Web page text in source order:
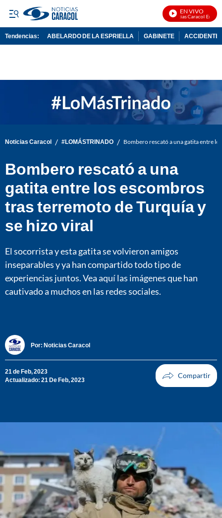
EN VIVO
Noticias Caracol En Vivo
Tendencias: ABELARDO DE LA ESPRIELLA GABINETE ACCIDENTE
Noticias Caracol / #LOMÁSTRINADO / Bombero rescató a una gatita entre
Bombero rescató a una
gatita entre los escombros
tras terremoto de Turquía y
se hizo viral
El socorrista y esta gatita se volvieron amigos
inseparables y ya han compartido todo tipo de
experiencias juntos. Vea aquí las imágenes que han
cautivado a muchos en las redes sociales.
Por: Noticias Caracol
21 de Feb, 2023
Actualizado: 21 De Feb, 2023